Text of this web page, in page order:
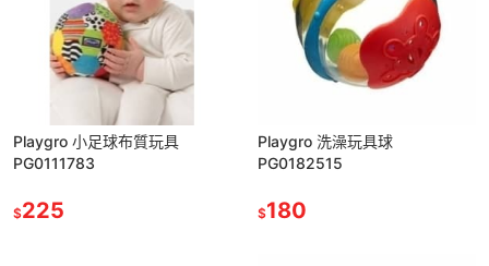
Playgro 小足球布質玩具
PG0111783
$225
Playgro 洗澡玩具球
PG0182515
$180